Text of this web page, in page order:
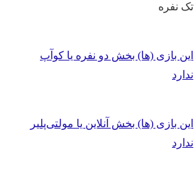
تک نفره
این بازی‌ (ها) بخش دو نفره یا کوآپ
ندارد
این بازی‌ (ها) بخش آنلاین یا مولتی‌پلیر
ندارد